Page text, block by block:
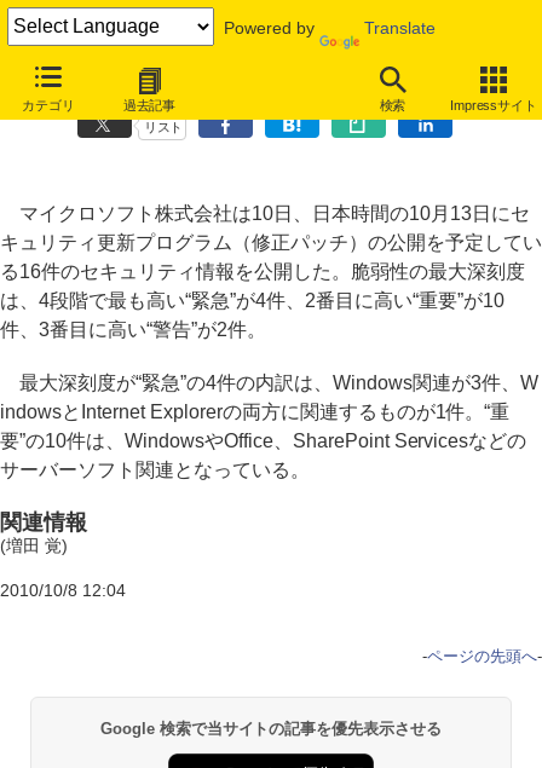
Powered by Translate
カテゴリ 過去記事 検索 Impressサイト
マイクロソフト、10月の月例パッチは“緊急”4件を含む16件
リスト
マイクロソフト株式会社は10日、日本時間の10月13日にセ
キュリティ更新プログラム（修正パッチ）の公開を予定してい
る16件のセキュリティ情報を公開した。脆弱性の最大深刻度
は、4段階で最も高い“緊急”が4件、2番目に高い“重要”が10
件、3番目に高い“警告”が2件。
最大深刻度が“緊急”の4件の内訳は、Windows関連が3件、W
indowsとInternet Explorerの両方に関連するものが1件。“重
要”の10件は、WindowsやOffice、SharePoint Servicesなどの
サーバーソフト関連となっている。
関連情報
(増田 覚)
2010/10/8 12:04
-ページの先頭へ-
Google 検索で当サイトの記事を優先表示させる